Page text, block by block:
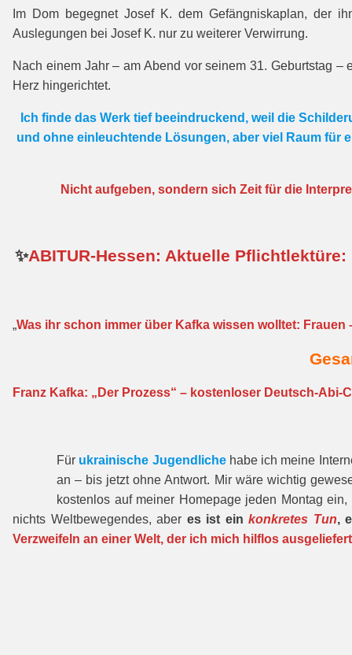
Im Dom begegnet Josef K. dem Gefängniskaplan, der
Auslegungen bei Josef K. nur zu weiterer Verwirrung.
Nach einem Jahr – am Abend vor seinem 31. Geburtstag
Herz hingerichtet.
Ich finde das Werk tief beeindruckend, weil die
und ohne einleuchtende Lösungen, aber viel Raum für
Nicht aufgeben, sondern sich Zeit für die
✨ABITUR-Hessen: Aktuelle
„Was ihr schon immer über Kafka wissen wolltet: Frauen
Franz Kafka: „Der Prozess“ – kostenloser Deutsch-Abi-
Für ukrainische Jugendlichehabe ich meine
an – bis jetzt ohne Antwort. Mir wäre wichtig
kostenlos auf meiner Homepage jeden Montag
nichts Weltbewegendes, aber es ist einkonkretes Tun,
Verzweifeln an einer Welt, der ich mich hilflos